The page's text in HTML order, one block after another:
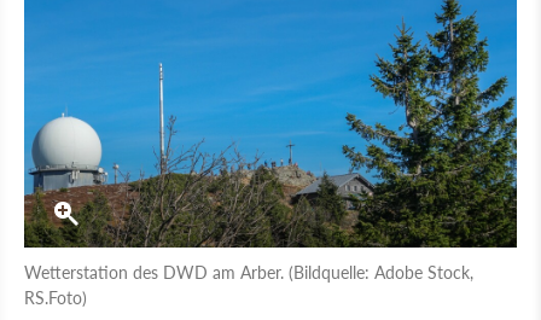
Wetterstation des DWD am Arber. (Bildquelle: Adobe Stock,
RS.Foto)